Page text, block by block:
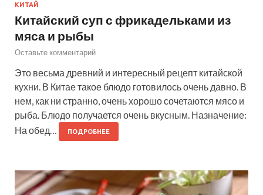
КИТАЙ
Китайский суп с фрикадельками из
мяса и рыбы
Оставьте комментарий
Это весьма древний и интересный рецепт китайской
кухни. В Китае такое блюдо готовилось очень давно. В
нем, как ни странно, очень хорошо сочетаются мясо и
рыба. Блюдо получается очень вкусным. Назначение:
На обед…
ПОДРОБНЕЕ